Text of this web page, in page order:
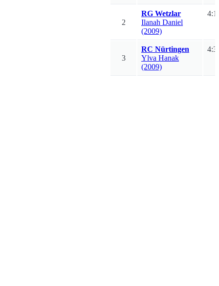
2
RG Wetzlar
Ilanah Daniel
(2009)
3
RC Nürtingen
Ylva Hanak
(2009)